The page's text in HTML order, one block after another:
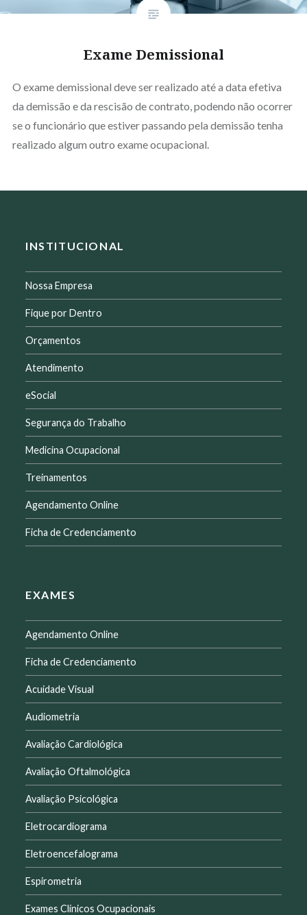
Exame Demissional
O exame demissional deve ser realizado até a data efetiva
da demissão e da rescisão de contrato, podendo não ocorrer
se o funcionário que estiver passando pela demissão tenha
realizado algum outro exame ocupacional.
INSTITUCIONAL
Nossa Empresa
Fique por Dentro
Orçamentos
Atendimento
eSocial
Segurança do Trabalho
Medicina Ocupacional
Treinamentos
Agendamento Online
Ficha de Credenciamento
EXAMES
Agendamento Online
Ficha de Credenciamento
Acuidade Visual
Audiometria
Avaliação Cardiológica
Avaliação Oftalmológica
Avaliação Psicológica
Eletrocardiograma
Eletroencefalograma
Espirometria
Exames Clínicos Ocupacionais